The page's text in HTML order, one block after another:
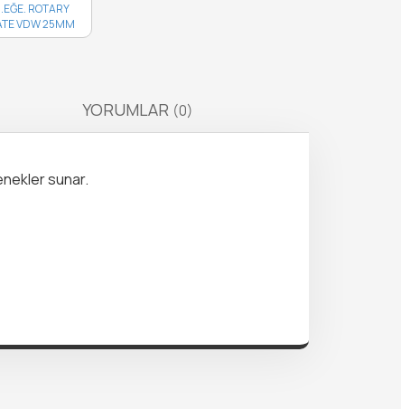
ROTARY
VDW 25MM
04 4'LÜ..
YORUMLAR (0)
sunar.